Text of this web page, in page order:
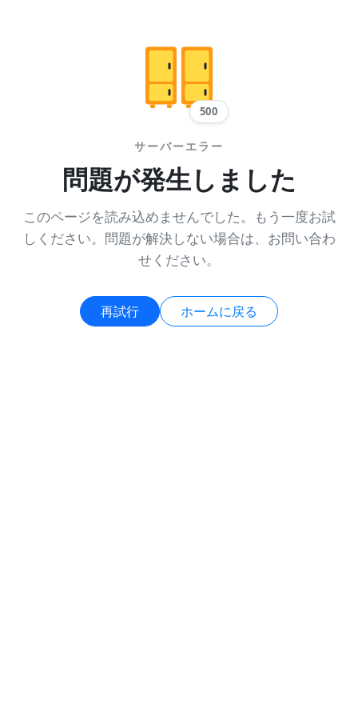
500
サーバーエラー
問題が発生しました
このページを読み込めませんでした。もう一度お試
しください。問題が解決しない場合は、お問い合わ
せください。
再試行 ホームに戻る